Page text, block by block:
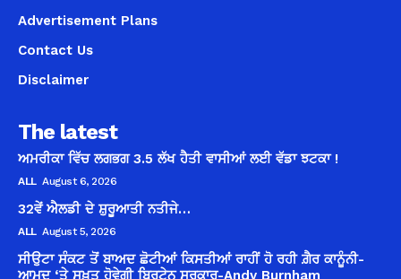
Advertisement Plans
Contact Us
Disclaimer
The latest
ਅਮਰੀਕਾ ਵਿੱਚ ਲਗਭਗ 3.5 ਲੱਖ ਹੈਤੀ ਵਾਸੀਆਂ ਲਈ ਵੱਡਾ ਝਟਕਾ !
ALL August 6, 2026
32ਵੇਂ ਐਲਡੀ ਦੇ ਸ਼ੁਰੂਆਤੀ ਨਤੀਜੇ…
ALL August 5, 2026
ਸੀਉਟਾ ਸੰਕਟ ਤੋਂ ਬਾਅਦ ਛੋਟੀਆਂ ਕਿਸਤੀਆਂ ਰਾਹੀਂ ਹੋ ਰਹੀ ਗ਼ੈਰ ਕਾਨੂੰਨੀ-
ਆਮਦ ‘ਤੇ ਸਖ਼ਤ ਹੋਵੇਗੀ ਬ੍ਰਿਟੇਨ ਸਰਕਾਰ-Andy Burnham